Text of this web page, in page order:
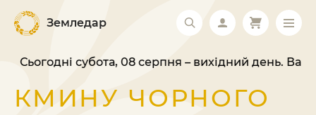
Земледар
субота, 08 серпня – вихідний день. Ваше
КМИНУ ЧОРНОГО